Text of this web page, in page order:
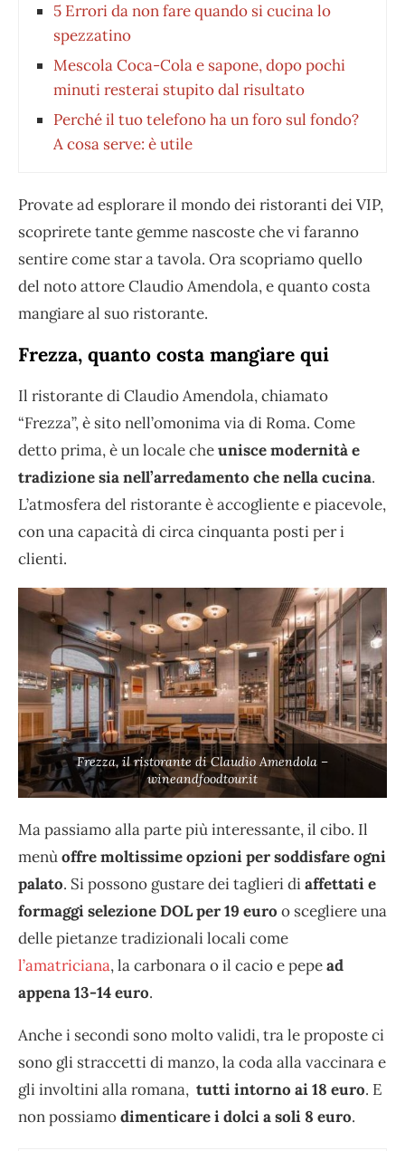
5 Errori da non fare quando si cucina lo
spezzatino
Mescola Coca-Cola e sapone, dopo pochi
minuti resterai stupito dal risultato
Perché il tuo telefono ha un foro sul fondo?
A cosa serve: è utile
Provate ad esplorare il mondo dei ristoranti dei VIP,
scoprirete tante gemme nascoste che vi faranno
sentire come star a tavola. Ora scopriamo quello
del noto attore Claudio Amendola, e quanto costa
mangiare al suo ristorante.
Frezza, quanto costa mangiare qui
Il ristorante di Claudio Amendola, chiamato
“Frezza”, è sito nell’omonima via di Roma. Come
detto prima, è un locale cheunisce modernità e
tradizione sia nell’arredamento che nella cucina.
L’atmosfera del ristorante è accogliente e piacevole,
con una capacità di circa cinquanta posti per i
clienti.
Frezza, il ristorante di Claudio Amendola –
wineandfoodtour.it
Ma passiamo alla parte più interessante, il cibo. Il
menùoffre moltissime opzioni per soddisfare ogni
palato. Si possono gustare dei taglieri diaffettati e
formaggi selezione DOL per 19 euro o scegliere una
delle pietanze tradizionali locali come
l’amatriciana, la carbonara o il cacio e pepead
appena 13-14 euro.
Anche i secondi sono molto validi, tra le proposte ci
sono gli straccetti di manzo, la coda alla vaccinara e
gli involtini alla romana, tutti intorno ai 18 euro. E
non possiamodimenticare i dolci a soli 8 euro.